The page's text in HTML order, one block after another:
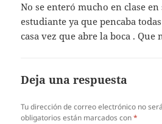
No se enteró mucho en clase en
estudiante ya que pencaba
casa vez que abre la boca .
Deja una respuesta
Tu dirección de correo electrónico no
obligatorios están marcados con*